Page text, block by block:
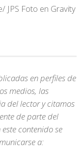
medios, las
del lector y citamos
de parte del
contenido se
a: